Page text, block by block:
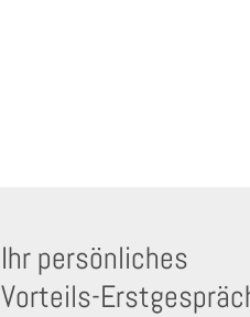
Ihr persönliches
Vorteils-